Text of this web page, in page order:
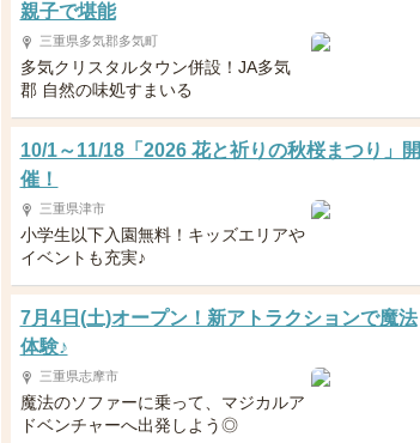
親子で堪能
三重県多気郡多気町
多気クリスタルタウン併設！JA多気
郡 自然の味処すまいる
10/1～11/18「2026 花と祈りの秋桜まつり」開
催！
三重県津市
小学生以下入園無料！キッズエリアや
イベントも充実♪
7月4日(土)オープン！新アトラクションで魔法
体験♪
三重県志摩市
魔法のソファーに乗って、マジカルア
ドベンチャーへ出発しよう◎